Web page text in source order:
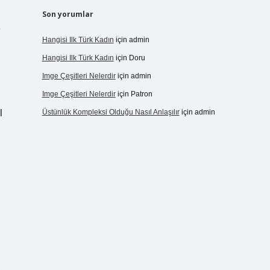
Son yorumlar
Hangisi Ilk Türk Kadın için admin
Hangisi Ilk Türk Kadın için Doru
Imge Çeşitleri Nelerdiriçin admin
Imge Çeşitleri Nelerdiriçin Patron
Üstünlük Kompleksi Olduğu Nasıl Anlaşılıriçin admin